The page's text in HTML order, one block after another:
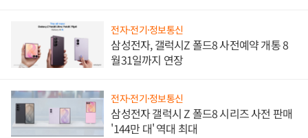
전자·전기·정보통신
삼성전자, 갤럭시Z 폴드8 사전예약 개통 8
월31일까지 연장
전자·전기·정보통신
삼성전자 갤럭시 Z 폴드8 시리즈 사전 판매
'144만 대' 역대 최대